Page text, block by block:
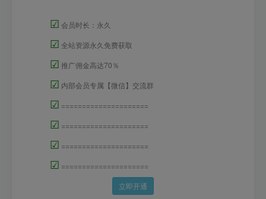
☑ 会员时长：永久
☑ 全站资源永久免费获取
☑ 推广佣金高达70％
☑ 内部会员专属【微信】交流群
☑ =====================
☑ =====================
☑ =====================
☑ =====================
立即开通